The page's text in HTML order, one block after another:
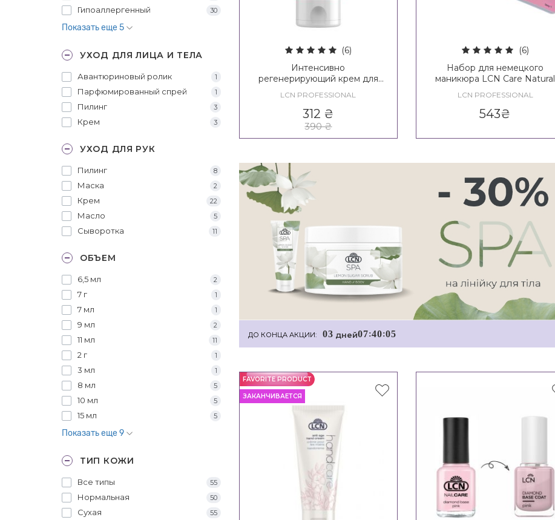
Гипоаллергенный 30
Показать еще 5
УХОД ДЛЯ ЛИЦА И ТЕЛА
Авантюриновый ролик 1
Парфюмированный спрей 1
Пилинг 3
Крем 3
УХОД ДЛЯ РУК
Пилинг 8
Маска 2
Крем 22
Масло 5
Сыворотка 11
ОБЪЕМ
6,5 мл 2
7 г 1
7 мл 1
9 мл 2
11 мл 11
2 г 1
3 мл 1
8 мл 5
10 мл 5
15 мл 5
Показать еще 9
ТИП КОЖИ
Все типы 55
Нормальная 50
Сухая 55
(6)
Интенсивно
регенерирующий крем для
пантенолом и бисаболом LCN
Reposan
LCN PROFESSIONAL
312 ₴
390₴
(6)
Набор для немецкого
маникюра LCN Care Natural
LCN PROFESSIONAL
543₴
ДО КОНЦА АКЦИИ: 03 дней07:40:04
FAVORITE PRODUCT
ЗАКАНЧИВАЕТСЯ